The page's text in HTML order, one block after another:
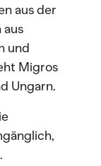
aus der
aus
und
Migros
Ungarn.